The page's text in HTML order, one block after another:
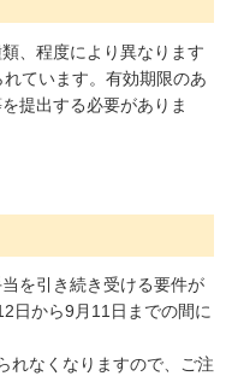
、程度により異なります
ています。有効期限のあ
提出する必要がありま
を引き続き受ける要件が
日から9月11日までの間に
れなくなりますので、ご注